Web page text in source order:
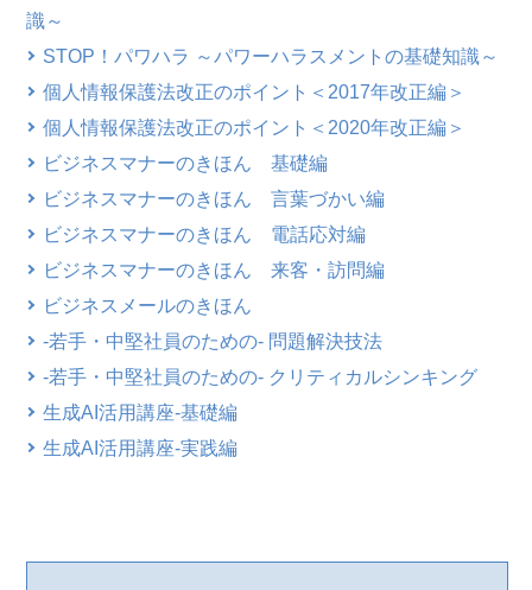
識～
STOP！パワハラ ～パワーハラスメントの基礎知識～
個人情報保護法改正のポイント＜2017年改正編＞
個人情報保護法改正のポイント＜2020年改正編＞
ビジネスマナーのきほん 基礎編
ビジネスマナーのきほん 言葉づかい編
ビジネスマナーのきほん 電話応対編
ビジネスマナーのきほん 来客・訪問編
ビジネスメールのきほん
-若手・中堅社員のための- 問題解決技法
-若手・中堅社員のための- クリティカルシンキング
生成AI活用講座-基礎編
生成AI活用講座-実践編